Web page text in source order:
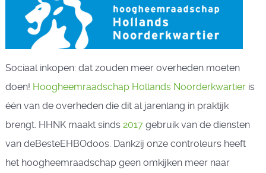
Sociaal inkopen: dat zouden meer overheden moeten
doen! Hoogheemraadschap Hollands Noorderkwartieris
één van de overheden die dit al jarenlang in praktijk
brengt. HHNK maakt sinds 2017gebruik van de diensten
van deBesteEHBOdoos. Dankzij onze controleurs heeft
het hoogheemraadschap geen omkijken meer naar